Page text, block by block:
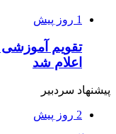
1 روز پیش
تقویم
اعلام شد
پیشنهاد سردبیر
2 روز پیش